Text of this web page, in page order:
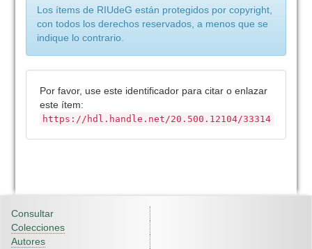
Los ítems de RIUdeG están protegidos por copyright,
con todos los derechos reservados, a menos que se
indique lo contrario.
Por favor, use este identificador para citar o enlazar
este ítem:
https://hdl.handle.net/20.500.12104/33314
Consultar
Colecciones
Autores